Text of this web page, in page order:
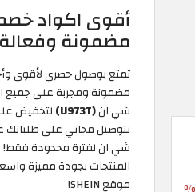
أقوى اكواد
مضمونة وفعالة
تمتع بوصول حصري لأقوى
مضمونة ومجربة على
شي ان(U973T)
لتخفيض
بتوصيل مجاني على
شي ان لفترة محدودة فقط!
المنتجات بجودة مميزة
موقع SHEIN!